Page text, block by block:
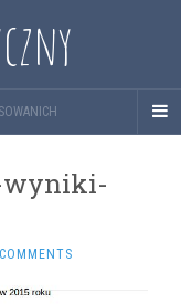
wyniki-